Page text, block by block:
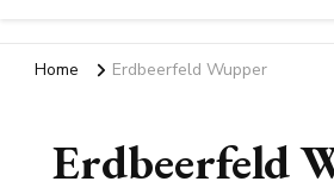
Home Erdbeerfeld Wupper
Erdbeerfeld